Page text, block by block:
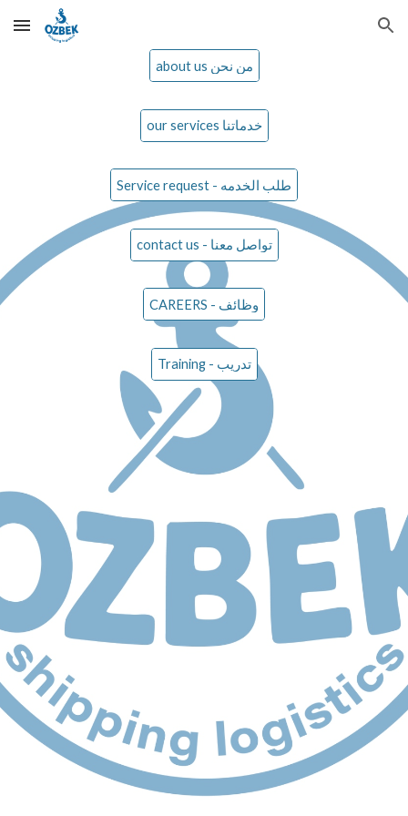
Skip to main content Skip to navigation
about us من نحن
our services خدماتنا
Service request - طلب الخدمه
contact us - تواصل معنا
CAREERS - وظائف
Training - تدريب